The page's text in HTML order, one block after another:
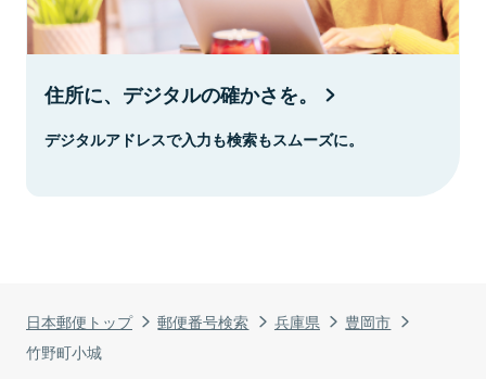
日本郵便トップ 郵便番号検索 兵庫県
豊岡市
竹野町小城
住所に、デジタルの確かさを。
デジタルアドレスで入力も検索もスムーズに。